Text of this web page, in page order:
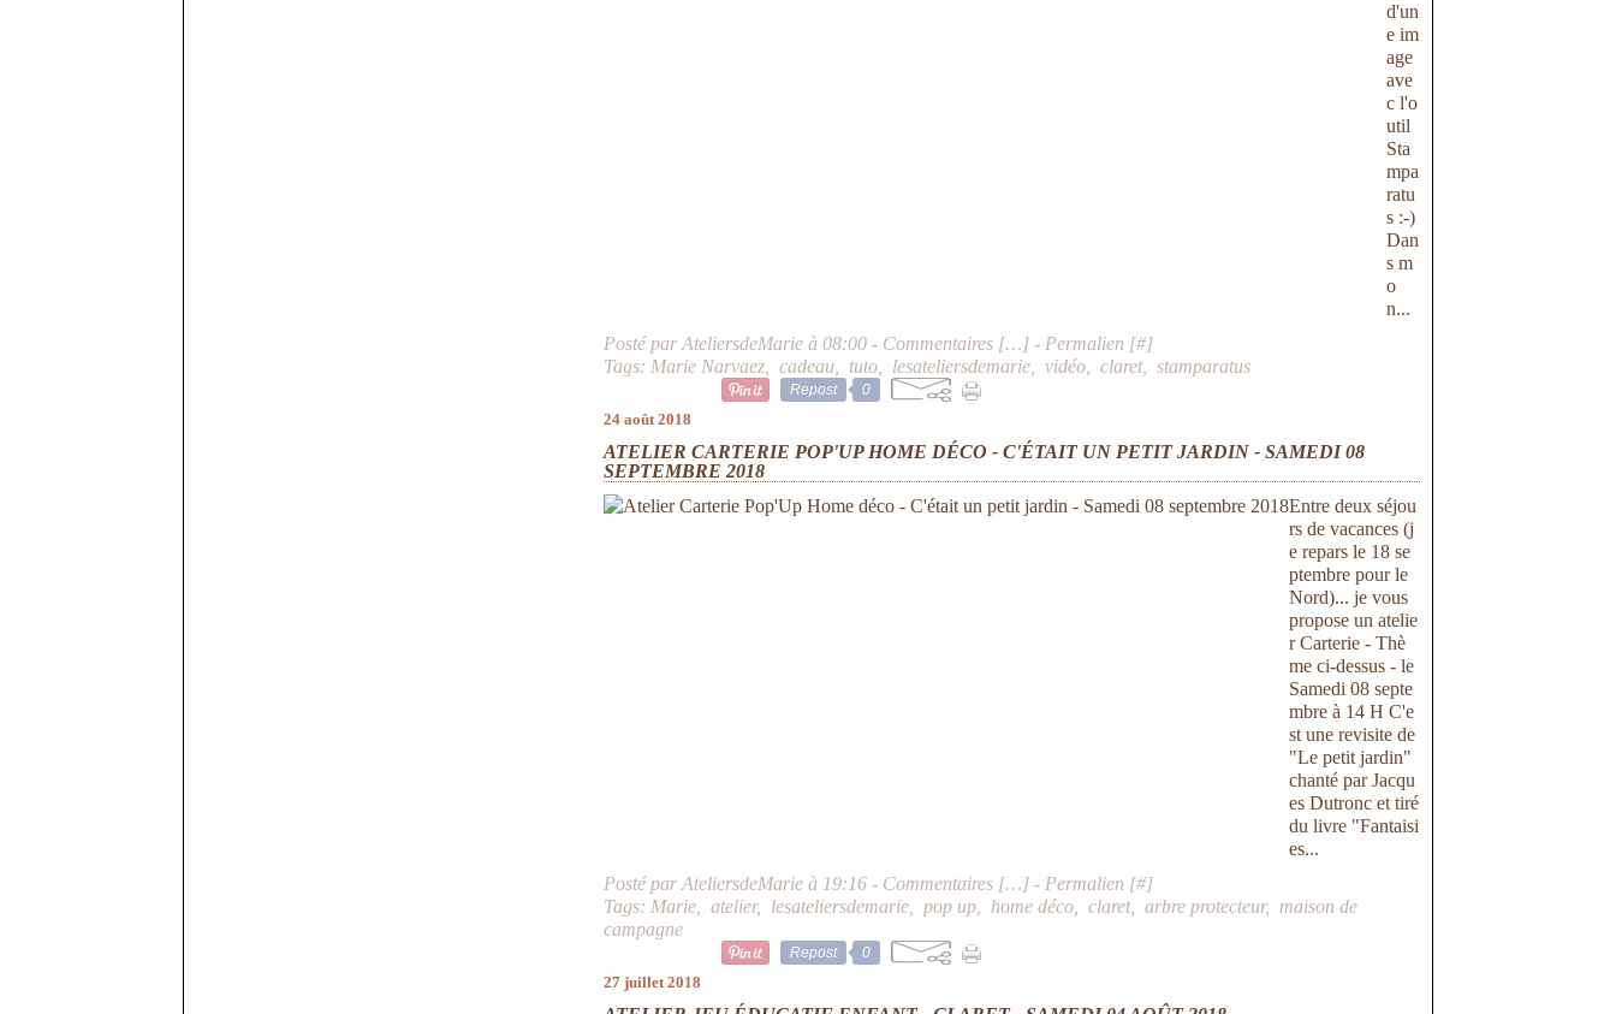
d'un
e im
age
ave
c l'o
util
Sta
mpa
ratu
s :-)
Dan
s m
o
n...
Posté par AteliersdeMarie à 08:00 - Commentaires […] - Permalien [#]
Tags: Marie Narvaez ,cadeau tuto lesateliersdemarie ,vidéo ,claret,stamparatus
Repost 0
24 août 2018
ATELIER CARTERIE POP'UP HOME DÉCO - C'ÉTAIT UN PETIT JARDIN - SAMEDI 08
SEPTEMBRE 2018
Entre deux séjou
rs de vacances (j
e repars le 18 se
ptembre pour le
Nord)... je vous
propose un atelie
r Carterie - Thè
me ci-dessus - le
Samedi 08 septe
mbre à 14 H C'e
st une revisite de
"Le petit jardin"
chanté par Jacqu
es Dutronc et tiré
du livre "Fantaisi
es...
Posté par AteliersdeMarie à 19:16 - Commentaires […] - Permalien [#]
Tags: Marie ,atelier, lesateliersdemarie pop up home déco ,claret,arbre protecteur, maison de
campagne
Repost 0
27 juillet 2018